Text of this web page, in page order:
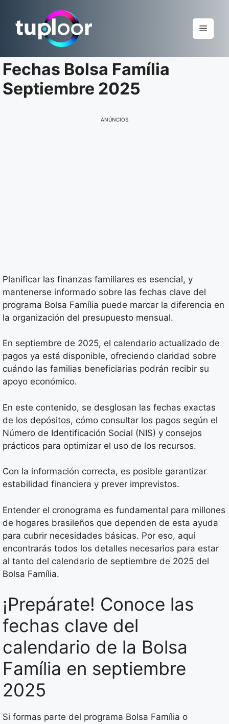
para
Menu
Fechas Bolsa Família
Septiembre 2025
ANÚNCIOS
Planificar las finanzas familiares es esencial, y
mantenerse informado sobre las fechas clave del
programa Bolsa Família puede marcar la diferencia en
la organización del presupuesto mensual.
En septiembre de 2025, el calendario actualizado de
pagos ya está disponible, ofreciendo claridad sobre
cuándo las familias beneficiarias podrán recibir su
apoyo económico.
En este contenido, se desglosan las fechas exactas
de los depósitos, cómo consultar los pagos según el
Número de Identificación Social (NIS) y consejos
prácticos para optimizar el uso de los recursos.
Con la información correcta, es posible garantizar
estabilidad financiera y prever imprevistos.
Entender el cronograma es fundamental para millones
de hogares brasileños que dependen de esta ayuda
para cubrir necesidades básicas. Por eso, aquí
encontrarás todos los detalles necesarios para estar
al tanto del calendario de septiembre de 2025 del
Bolsa Família.
¡Prepárate! Conoce las
fechas clave del
calendario de la Bolsa
Família en septiembre
2025
Si formas parte del programa Bolsa Família o